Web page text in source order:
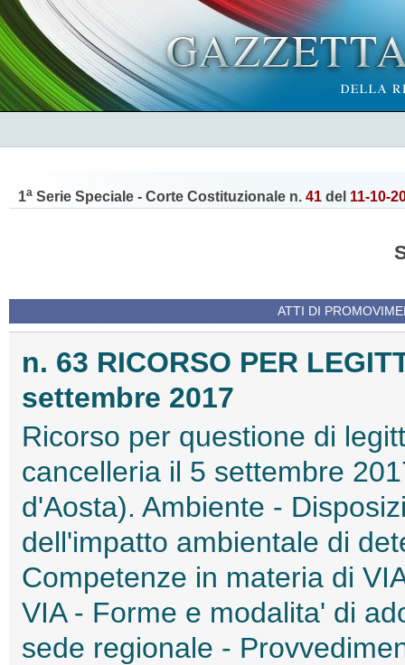
1a Serie Speciale - Corte Costituzionale n. 41 del 11-10-
ATTI DI
n. 63 RICORSO PER
settembre 2017
Ricorso per questione di
cancelleria il 5 settembre
d'Aosta). Ambiente -
dell'impatto ambientale di
Competenze in materia di
VIA - Forme e modalita' di
sede regionale -